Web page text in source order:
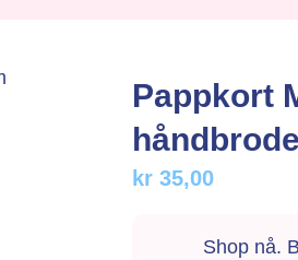
Pappkort
kr 35,00
Shop nå.